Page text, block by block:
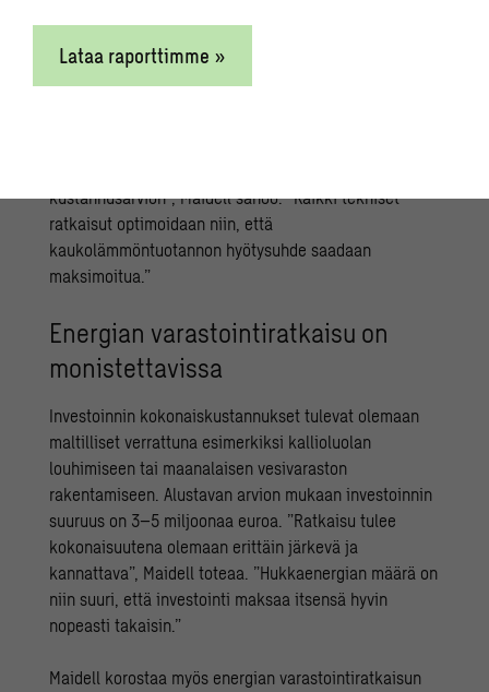
loppuvuodesta
Lämpövarastoinvestoinnin esisuunnittelijana Swecon
asiantuntijat selvittävät seuraavaksi lähtötiedot
kustannusarvion”, Maidell sanoo. ”Kaikki tekniset
ratkaisut optimoidaan niin, että
kaukolämmöntuotannon hyötysuhde saadaan
maksimoitua.”
Energian varastointiratkaisu on
monistettavissa
Investoinnin kokonaiskustannukset tulevat olemaan
maltilliset verrattuna esimerkiksi kallioluolan
louhimiseen tai maanalaisen vesivaraston
rakentamiseen. Alustavan arvion mukaan investoinnin
suuruus on 3–5 miljoonaa euroa. ”Ratkaisu tulee
kokonaisuutena olemaan erittäin järkevä ja
kannattava”, Maidell toteaa. ”Hukkaenergian määrä on
niin suuri, että investointi maksaa itsensä hyvin
nopeasti takaisin.”
Maidell korostaa myös energian varastointiratkaisun
Lataa raporttimme »